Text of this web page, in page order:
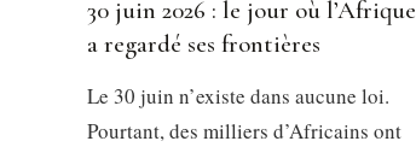
30 juin 2026 : le jour où l’Afrique
a regardé ses frontières
Le 30 juin n’existe dans aucune loi.
Pourtant, des milliers d’Africains ont